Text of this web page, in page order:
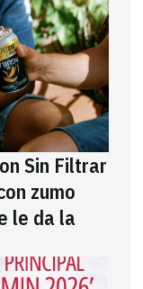
Sin Filtrar
zumo
le da la